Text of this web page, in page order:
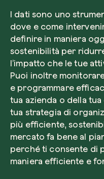
I dati sono uno
dove e come
definire in maniera
sostenibilità per
l’impatto che le tue
Puoi inoltre
e programmare
tua azienda o della
tua strategia di
più efficiente,
mercato fa bene al
perché ti consente di
maniera efficiente e